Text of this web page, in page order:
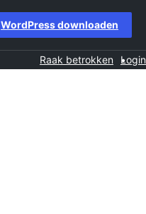
WordPress downloaden
Raak betrokken Login